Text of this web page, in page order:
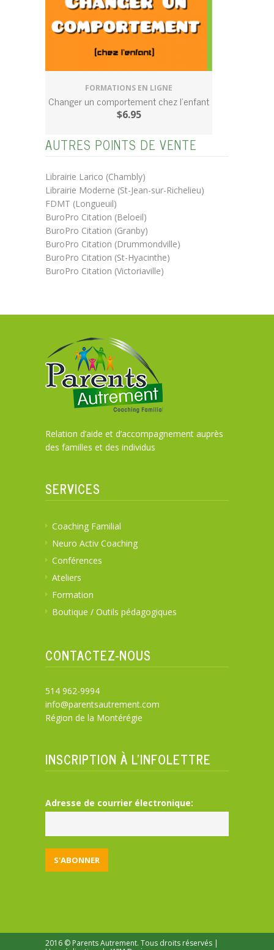
FORMATIONS EN LIGNE
Changer un comportement chez l’enfant
$6.95
AUTRES POINTS DE VENTE
Librairie Larico (Chambly)
Librairie Moderne (St-Jean-sur-Richelieu)
FDMT (Longueuil)
BuroPro Citation (Beloeil)
BuroPro Citation (Granby)
BuroPro Citation (Drummondville)
BuroPro Citation (St-Hyacinthe)
BuroPro Citation (Victoriaville)
Relation d’aide et d’accompagnement auprès
des familles et des individus
SERVICES
Coaching Familial
Neuro Activ Coaching
Conférences
Ateliers
Formation
Boutique / Outils pédagogiques
CONTACTEZ-NOUS
514 962-9994
info@parentsautrement.com
Région de la Montérégie
INSCRIPTION À L’INFOLETTRE
Adresse de courrier électronique:
2016 © Parents Autrement. Tous droits réservés |